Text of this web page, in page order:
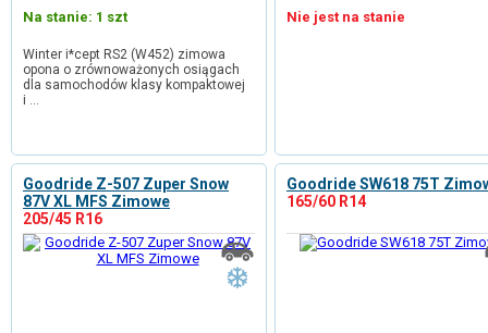
Na stanie: 1 szt
Winter i*cept RS2 (W452) zimowa
opona o zrównoważonych osiągach
dla samochodów klasy kompaktowej
i …
Nie jest na stanie
Goodride Z-507 Zuper Snow
87V XL MFS Zimowe
205/45 R16
Goodride SW618 75T
165/60 R14